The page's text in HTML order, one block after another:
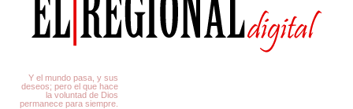
Y el mundo pasa, y sus
deseos; pero el que hace
la voluntad de Dios
permanece para siempre.